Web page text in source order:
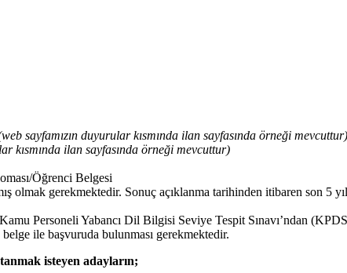
sayfamızın duyurular kısmında ilan sayfasında örneği mevcuttur)
kısmında ilan sayfasında örneği mevcuttur)
Öğrenci Belgesi
olmak gerekmektedir. Sonuç açıklanma tarihinden itibaren son 5
Personeli Yabancı Dil Bilgisi Seviye Tespit Sınavı’ndan
ile başvuruda bulunması gerekmektedir.
isteyen adayların;